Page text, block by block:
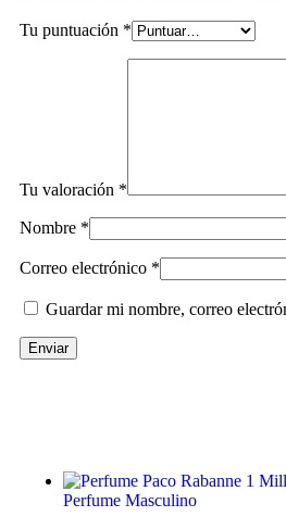
Tu puntuación *
Tu valoración *
Nombre *
Correo electrónico *
Guardar mi nombre, correo
Perfume Masculino